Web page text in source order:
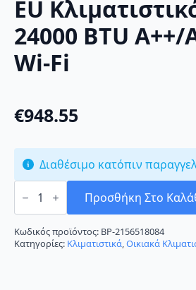
EU
24000 BTU A++/
Wi-Fi
€948.55
Διαθέσιμο κατόπιν
AUX
ASW-
H24A4/HAR3DI-
EU
Κλιματιστικό
Inverter
24000
Προσθήκη Στο
Κωδικός προϊόντος: BP-2156518084
Κατηγορίες: Κλιματιστικά,Οικιακά